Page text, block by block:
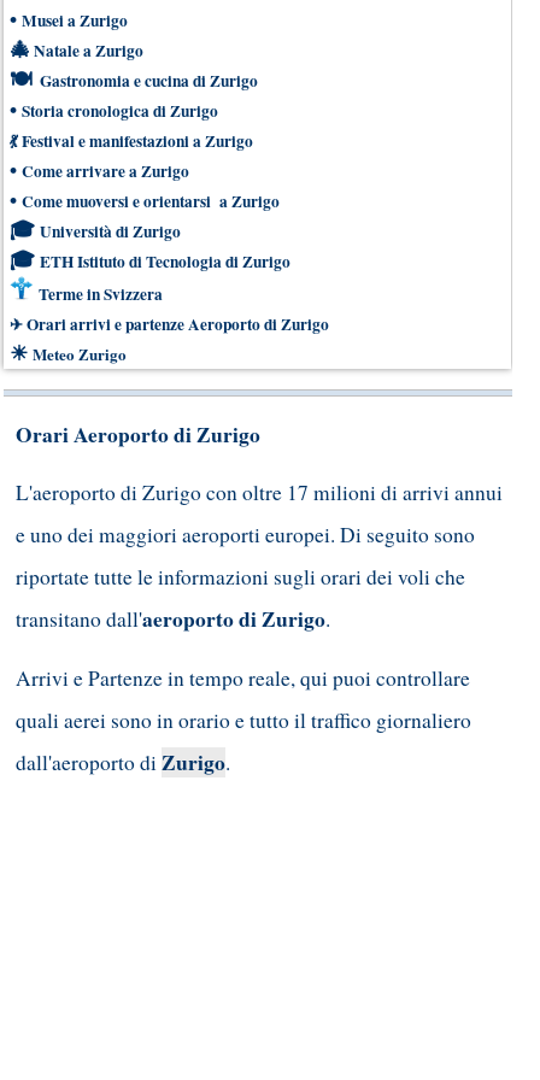
• Musei a Zurigo
🎄 Natale a Zurigo
🍽 Gastronomia e cucina di Zurigo
• Storia cronologica di Zurigo
💃Festival e manifestazioni a Zurigo
• Come arrivare a Zurigo
• Come muoversi e orientarsi a Zurigo
🎓 Università di Zurigo
🎓 ETH Istituto di Tecnologia di Zurigo
Terme in Svizzera
✈Orari arrivi e partenze Aeroporto di Zurigo
☀ Meteo Zurigo
Orari Aeroporto di Zurigo
L'aeroporto di Zurigo con oltre 17 milioni di arrivi annui
e uno dei maggiori aeroporti europei. Di seguito sono
riportate tutte le informazioni sugli orari dei voli che
transitano dall'aeroporto di Zurigo.
Arrivi e Partenze in tempo reale, qui puoi controllare
quali aerei sono in orario e tutto il traffico giornaliero
dall'aeroporto diZurigo.